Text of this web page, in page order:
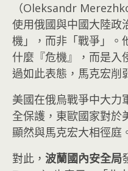
（Oleksandr
使用俄國與中國大陸政
機」，而非「戰爭」。
什麼『危機』，而是入
過如此表態，馬克宏削
美國在俄烏戰爭中大力
全保護，東歐國家對於
顯然與馬克宏大相徑庭
對此， 波蘭國內安全局